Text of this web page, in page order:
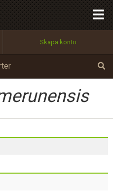
Skapa konto
Tillbaka till förstasidan